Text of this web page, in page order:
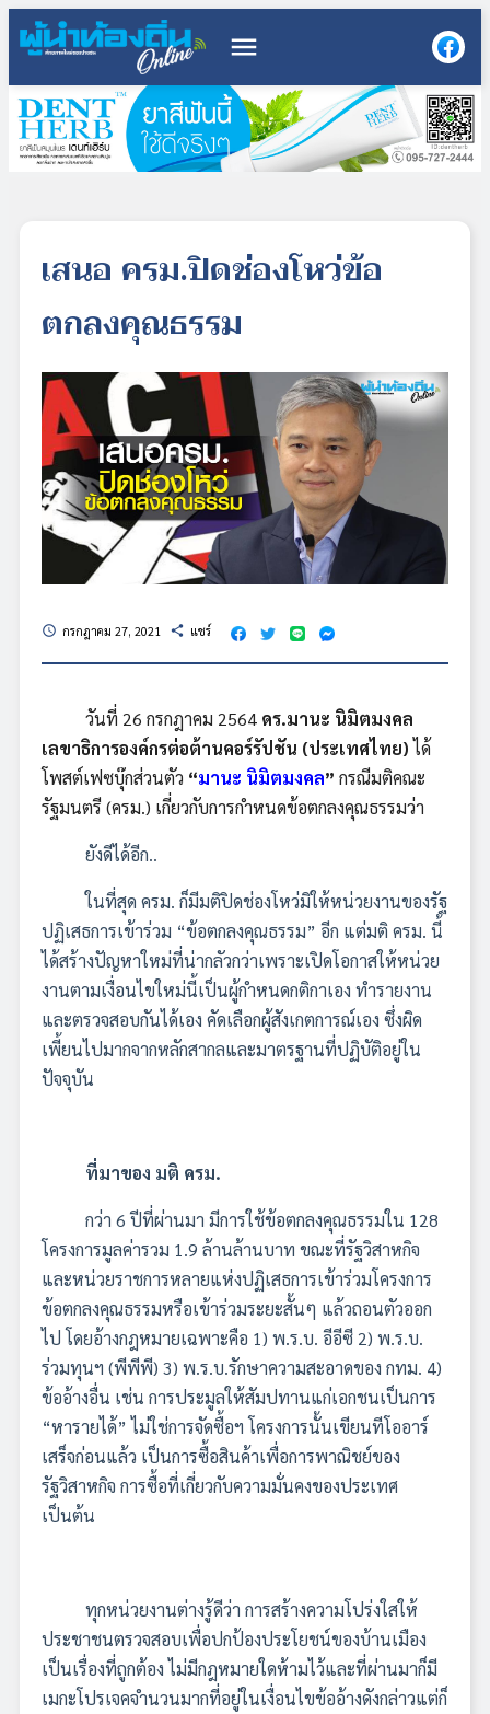
menu
เสนอ ครม.ปิดช่องโหว่ข้อ
ตกลงคุณธรรม
schedule กรกฎาคม 27, 2021 share แชร์
วันที่ 26 กรกฎาคม 2564 ดร.มานะ นิมิตมงคล
เลขาธิการองค์กรต่อต้านคอร์รัปชัน (ประเทศไทย)ได้
โพสต์เฟซบุ๊กส่วนตัว “มานะ นิมิตมงคล” กรณีมติคณะ
รัฐมนตรี (ครม.) เกี่ยวกับการกำหนดข้อตกลงคุณธรรมว่า
ยังดีได้อีก..
ในที่สุด ครม. ก็มีมติปิดช่องโหว่มิให้หน่วยงานของรัฐ
ปฏิเสธการเข้าร่วม “ข้อตกลงคุณธรรม” อีก แต่มติ ครม. นี้
ได้สร้างปัญหาใหม่ที่น่ากลัวกว่าเพราะเปิดโอกาสให้หน่วย
งานตามเงื่อนไขใหม่นี้เป็นผู้กำหนดกติกาเอง ทำรายงาน
และตรวจสอบกันได้เอง คัดเลือกผู้สังเกตการณ์เอง ซึ่งผิด
เพี้ยนไปมากจากหลักสากลและมาตรฐานที่ปฏิบัติอยู่ใน
ปัจจุบัน
ที่มาของ มติ ครม.
กว่า 6 ปีที่ผ่านมา มีการใช้ข้อตกลงคุณธรรมใน 128
โครงการมูลค่ารวม 1.9 ล้านล้านบาท ขณะที่รัฐวิสาหกิจ
และหน่วยราชการหลายแห่งปฏิเสธการเข้าร่วมโครงการ
ข้อตกลงคุณธรรมหรือเข้าร่วมระยะสั้นๆ แล้วถอนตัวออก
ไป โดยอ้างกฎหมายเฉพาะคือ 1) พ.ร.บ. อีอีซี 2) พ.ร.บ.
ร่วมทุนฯ (พีพีพี) 3) พ.ร.บ.รักษาความสะอาดของ กทม. 4)
ข้ออ้างอื่น เช่น การประมูลให้สัมปทานแก่เอกชนเป็นการ
“หารายได้” ไม่ใช่การจัดซื้อฯ โครงการนั้นเขียนทีโออาร์
เสร็จก่อนแล้ว เป็นการซื้อสินค้าเพื่อการพาณิชย์ของ
รัฐวิสาหกิจ การซื้อที่เกี่ยวกับความมั่นคงของประเทศ
เป็นต้น
ทุกหน่วยงานต่างรู้ดีว่า การสร้างความโปร่งใสให้
ประชาชนตรวจสอบเพื่อปกป้องประโยชน์ของบ้านเมือง
เป็นเรื่องที่ถูกต้อง ไม่มีกฎหมายใดห้ามไว้และที่ผ่านมาก็มี
เมกะโปรเจคจำนวนมากที่อยู่ในเงื่อนไขข้ออ้างดังกล่าวแต่ก็